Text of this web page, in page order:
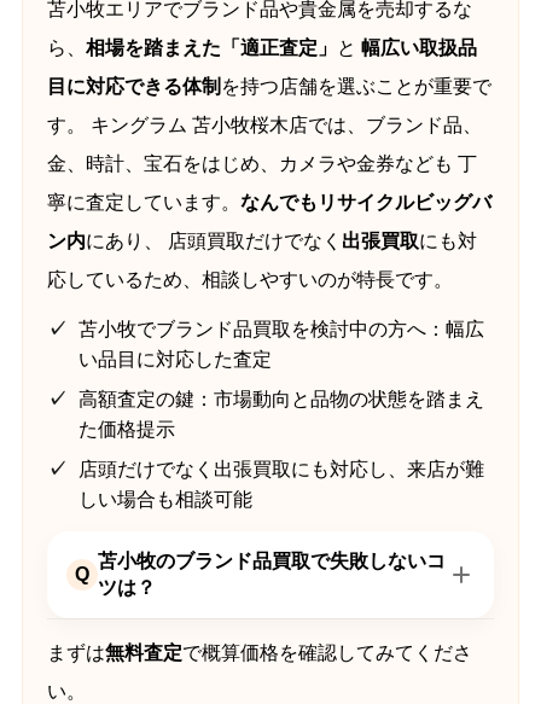
苫小牧エリアでブランド品や貴金属を売却するな
ら、 相場を踏まえた「適正査定」 と 幅広い取扱品
目に対応できる体制 を持つ店舗を選ぶことが重要で
す。 キングラム 苫小牧桜木店では、ブランド品、
金、時計、宝石をはじめ、カメラや金券なども 丁
寧に査定しています。 なんでもリサイクルビッグバ
ン内にあり、 店頭買取だけでなく 出張買取にも対
応しているため、相談しやすいのが特長です。
苫小牧でブランド品買取を検討中の方へ：幅広
い品目に対応した査定
高額査定の鍵：市場動向と品物の状態を踏まえ
た価格提示
店頭だけでなく出張買取にも対応し、来店が難
しい場合も相談可能
Q
苫小牧のブランド品買取で失敗しないコ
ツは？
まずは無料査定で概算価格を確認してみてくださ
い。